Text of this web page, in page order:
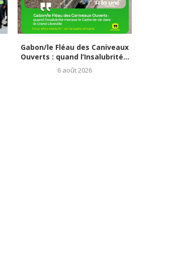
Gabon/le Fléau des Caniveaux
Ouverts : quand l’Insalubrité...
6 août 2026